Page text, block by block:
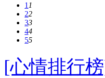
11
22
33
44
55
[心情排行